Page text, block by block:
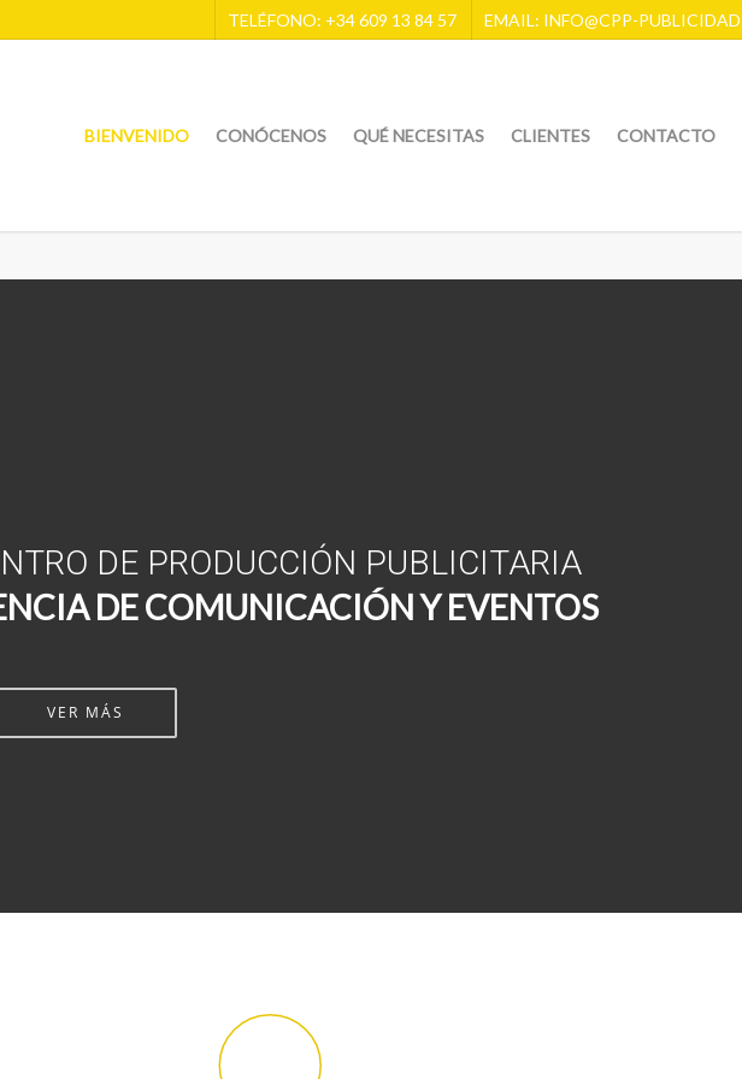
TELÉFONO: +34 609 13 84 57 EMAIL: INFO@CPP-
BIENVENIDO CONÓCENOS QUÉ NECESITAS CLIENTES CONTACTO
BIENVENIDO
DE PRODUCCIÓN PUBLICITARIA
DE COMUNICACIÓN Y EVENTOS
VER MÁS